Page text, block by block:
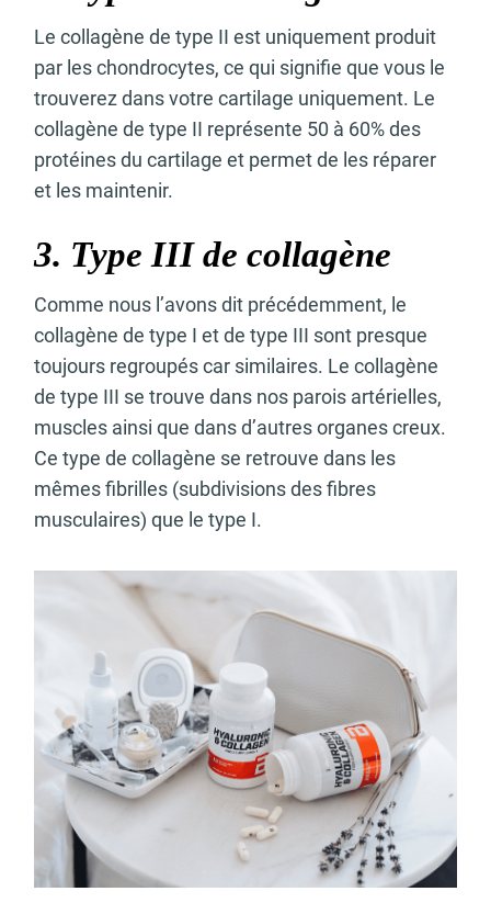
Le collagène de type II est uniquement produit
par les chondrocytes, ce qui signifie que vous le
trouverez dans votre cartilage uniquement. Le
collagène de type II représente 50 à 60% des
protéines du cartilage et permet de les réparer
et les maintenir.
3. Type III de collagène
Comme nous l’avons dit précédemment, le
collagène de type I et de type III sont presque
toujours regroupés car similaires. Le collagène
de type III se trouve dans nos parois artérielles,
muscles ainsi que dans d’autres organes creux.
Ce type de collagène se retrouve dans les
mêmes fibrilles (subdivisions des fibres
musculaires) que le type I.